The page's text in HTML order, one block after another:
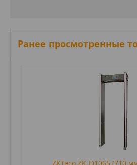
Ранее просмотренные